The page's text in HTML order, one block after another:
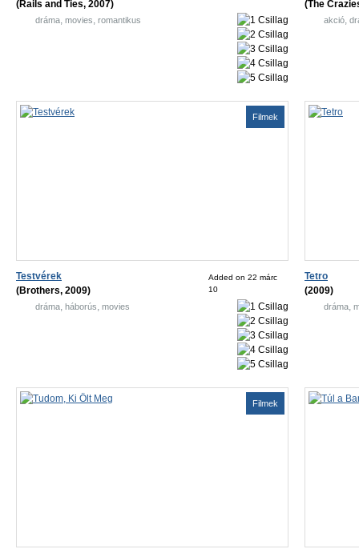
(Rails and Ties, 2007)
dráma, movies, romantikus
(The
akció,
Filmek
Testvérek
(Brothers, 2009)
Added on 22 márc
10
dráma, háborús, movies
Tetro
(2009)
dráma,
Filmek